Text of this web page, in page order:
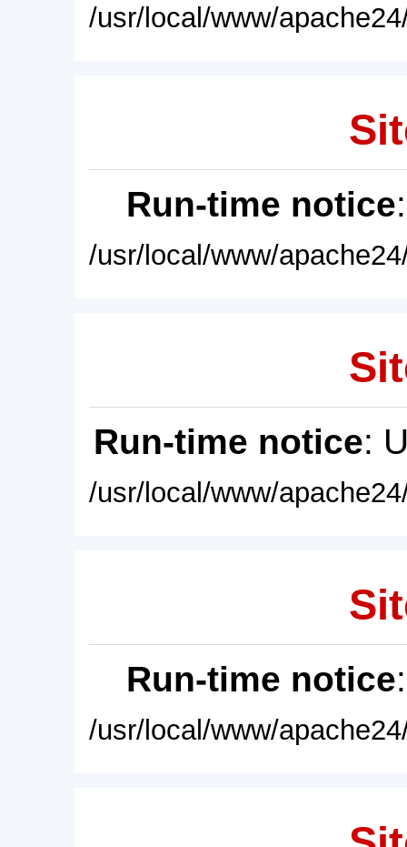
/usr/local/www/
Run-time notice
/usr/local/www/
Run-time notice:
/usr/local/www/
Run-time notice
/usr/local/www/